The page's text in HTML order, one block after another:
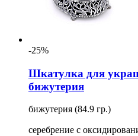
-25%
Шкатулка для
бижутерия
бижутерия (84.9 гр.)
серебрение с